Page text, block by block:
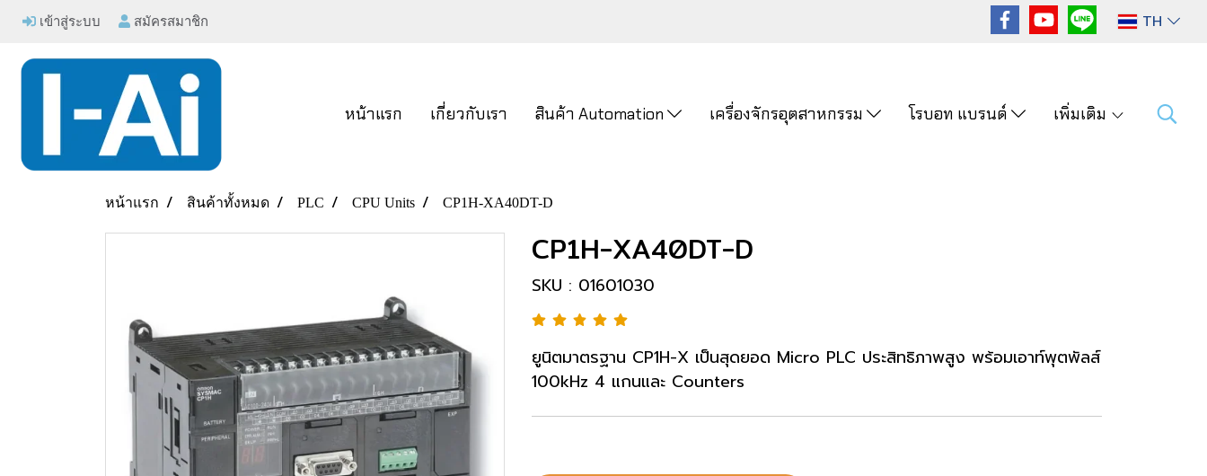
เข้าสู่ระบบ สมัครสมาชิก TH
หน้าแรก เกี่ยวกับเรา สินค้า Automation เครื่องจักรอุตสาหกรรม โรบอท แบรนด์ เพิ่มเติม
หน้าแรก สินค้าทั้งหมด PLC CPU Units CP1H-XA40DT-D
CP1H-XA40DT-D
SKU : 01601030
ยูนิตมาตรฐาน CP1H-X เป็นสุดยอด Micro PLC ประสิทธิภาพสูง พร้อมเอาท์พุตพัลส์
100kHz 4 แกนและ Counters